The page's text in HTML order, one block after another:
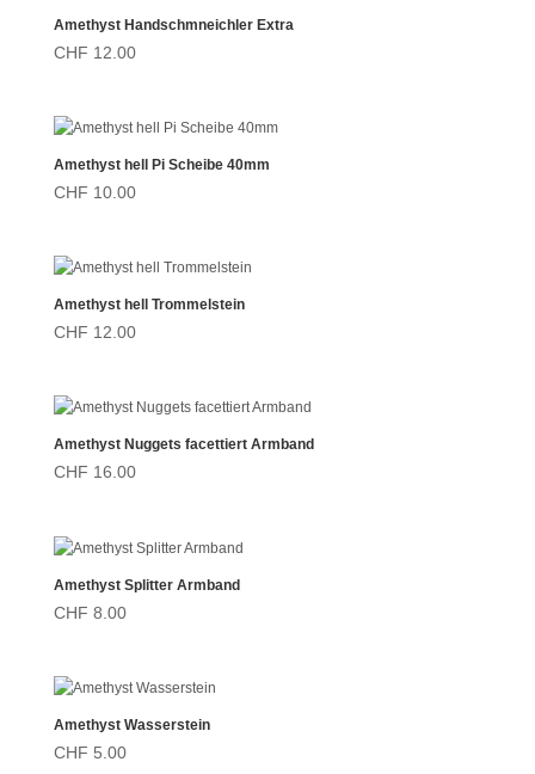
Amethyst Handschmneichler Extra
CHF 12.00
Amethyst hell Pi Scheibe 40mm
CHF 10.00
Amethyst hell Trommelstein
CHF 12.00
Amethyst Nuggets facettiert Armband
CHF 16.00
Amethyst Splitter Armband
CHF 8.00
Amethyst Wasserstein
CHF 5.00